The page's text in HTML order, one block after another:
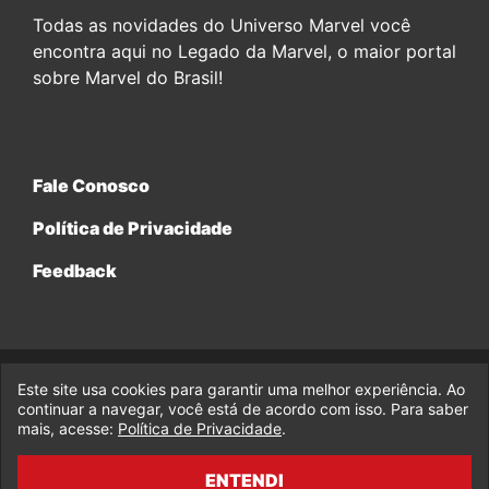
Todas as novidades do Universo Marvel você
encontra aqui no Legado da Marvel, o maior portal
sobre Marvel do Brasil!
Fale Conosco
Política de Privacidade
Feedback
© 2017-2026 Legado da Marvel, uma empresa da Legado
Enterprises.
fabiolobo
Este site usa cookies para garantir uma melhor experiência. Ao
continuar a navegar, você está de acordo com isso. Para saber
mais, acesse: Política de Privacidade.
ENTENDI